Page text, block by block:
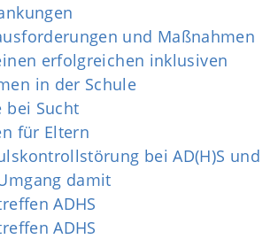
und Maßnahmen
erfolgreichen inklusiven
in der Schule
bei Sucht
für Eltern
bei AD(H)S und
damit
ADHS
ADHS